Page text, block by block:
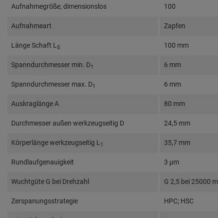
Aufnahmegröße, dimensionslos 100
Aufnahmeart Zapfen
Länge Schaft LS 100 mm
Spanndurchmesser min. D1 6 mm
Spanndurchmesser max. D1 6 mm
Auskraglänge A 80 mm
Durchmesser außen werkzeugseitig D 24,5 mm
Körperlänge werkzeugseitig L1 35,7 mm
Rundlaufgenauigkeit 3 µm
Wuchtgüte G bei Drehzahl G 2,5 bei 25000
Zerspanungsstrategie HPC; HSC